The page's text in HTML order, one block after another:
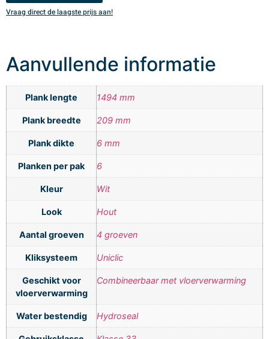
Vraag direct de laagste prijs aan!
Aanvullende informatie
Plank lengte 1494 mm
Plank breedte 209 mm
Plank dikte 6 mm
Planken per pak 6
Kleur Wit
Look Hout
Aantal groeven 4 groeven
Kliksysteem Uniclic
Geschikt voor
vloerverwarming
Combineerbaar met vloerverwarming
Water bestendig Hydroseal